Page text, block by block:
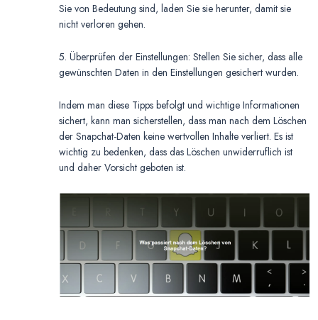
Sie von Bedeutung sind, laden Sie sie herunter, damit sie
nicht verloren gehen.
5. Überprüfen der Einstellungen: Stellen Sie sicher, dass alle
gewünschten Daten in den Einstellungen gesichert wurden.
Indem man diese Tipps befolgt und wichtige Informationen
sichert, kann man sicherstellen, dass man nach dem Löschen
der Snapchat-Daten keine wertvollen Inhalte verliert. Es ist
wichtig zu bedenken, dass das Löschen unwiderruflich ist
und daher Vorsicht geboten ist.